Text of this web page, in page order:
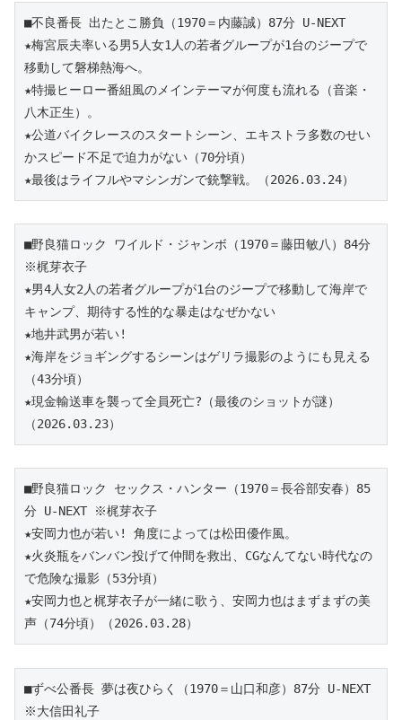
■不良番長 出たとこ勝負（1970＝内藤誠）87分 U-NEXT
★梅宮辰夫率いる男5人女1人の若者グループが1台のジープで
移動して磐梯熱海へ。
★特撮ヒーロー番組風のメインテーマが何度も流れる（音楽・
八木正生）。
★公道バイクレースのスタートシーン、エキストラ多数のせい
かスピード不足で迫力がない（70分頃）
★最後はライフルやマシンガンで銃撃戦。（2026.03.24）
■野良猫ロック ワイルド・ジャンボ（1970＝藤田敏八）84分
※梶芽衣子
★男4人女2人の若者グループが1台のジープで移動して海岸で
キャンプ、期待する性的な暴走はなぜかない
★地井武男が若い!
★海岸をジョギングするシーンはゲリラ撮影のようにも見える
（43分頃）
★現金輸送車を襲って全員死亡?（最後のショットが謎）
（2026.03.23）
■野良猫ロック セックス・ハンター（1970＝長谷部安春）85
分 U-NEXT ※梶芽衣子
★安岡力也が若い! 角度によっては松田優作風。
★火炎瓶をバンバン投げて仲間を救出、CGなんてない時代なの
で危険な撮影（53分頃）
★安岡力也と梶芽衣子が一緒に歌う、安岡力也はまずまずの美
声（74分頃）（2026.03.28）
■ずべ公番長 夢は夜ひらく（1970＝山口和彦）87分 U-NEXT
※大信田礼子